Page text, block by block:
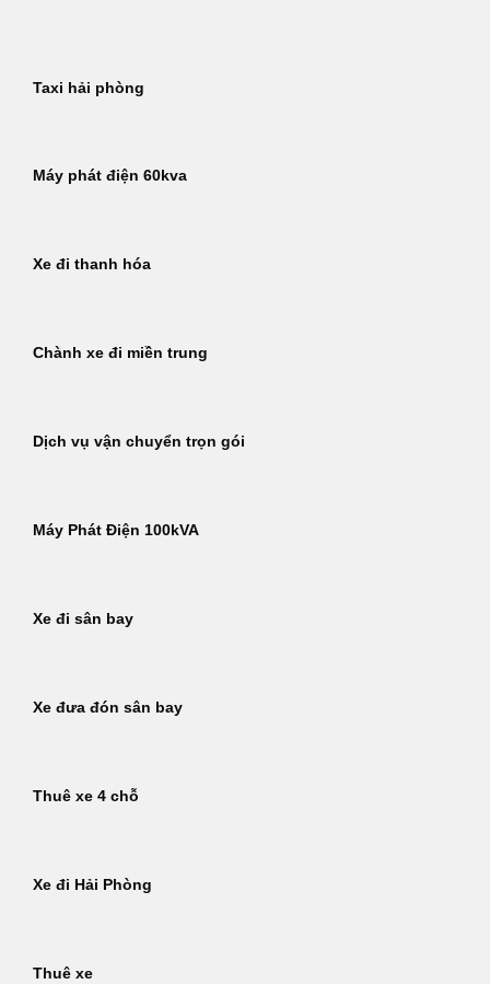
dungTaxi hải phòng
Máy phát điện 60kva
Xe đi thanh hóa
Chành xe đi miền trung
Dịch vụ vận chuyển trọn gói
Máy Phát Điện 100kVA
Xe đi sân bay
Xe đưa đón sân bay
Thuê xe 4 chỗ
Xe đi Hải Phòng
Thuê xe